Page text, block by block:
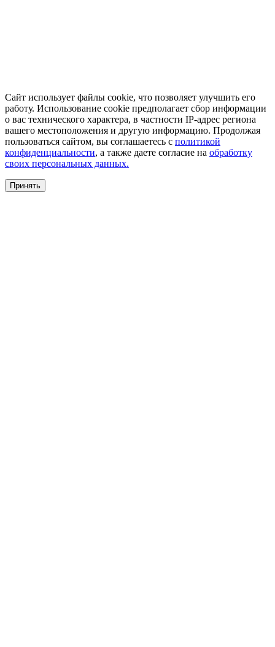
Сайт использует файлы cookie, что позволяет улучшить его
работу. Использование cookie предполагает сбор информации
о вас технического характера, в частности IP-адрес региона
вашего местоположения и другую информацию. Продолжая
пользоваться сайтом, вы соглашаетесь с политикой
конфиденциальности, а также даете согласие на обработку
своих персональных данных.
Принять